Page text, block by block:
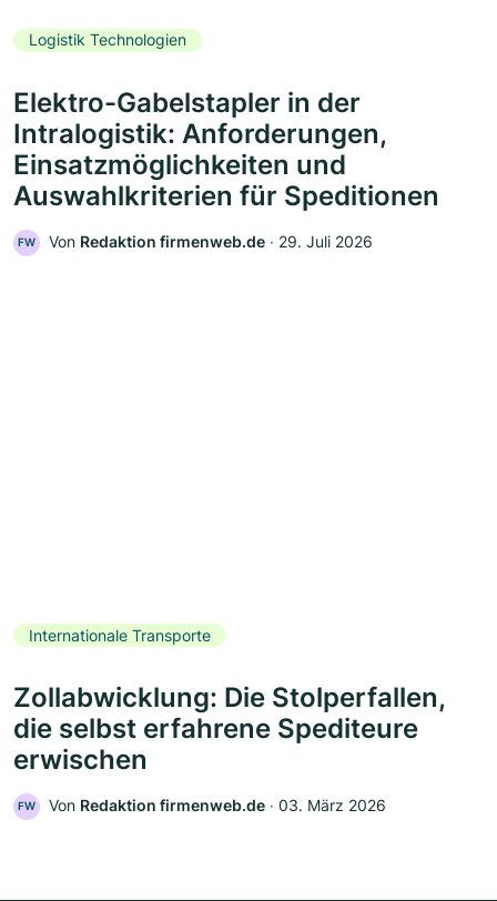
Logistik Technologien
Elektro-Gabelstapler in der
Intralogistik: Anforderungen,
Einsatzmöglichkeiten und
Auswahlkriterien für Speditionen
FW Von Redaktion firmenweb.de ‧ 29. Juli 2026
Internationale Transporte
Zollabwicklung: Die Stolperfallen,
die selbst erfahrene Spediteure
erwischen
FW Von Redaktion firmenweb.de ‧ 03. März 2026